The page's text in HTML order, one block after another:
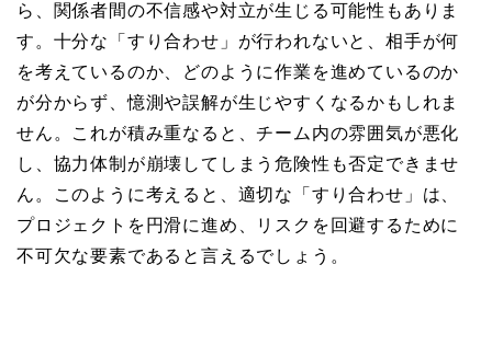
ら、関係者間の不信感や対立が生じる可能性もありま
す。十分な「すり合わせ」が行われないと、相手が何
を考えているのか、どのように作業を進めているのか
が分からず、憶測や誤解が生じやすくなるかもしれま
せん。これが積み重なると、チーム内の雰囲気が悪化
し、協力体制が崩壊してしまう危険性も否定できませ
ん。このように考えると、適切な「すり合わせ」は、
プロジェクトを円滑に進め、リスクを回避するために
不可欠な要素であると言えるでしょう。